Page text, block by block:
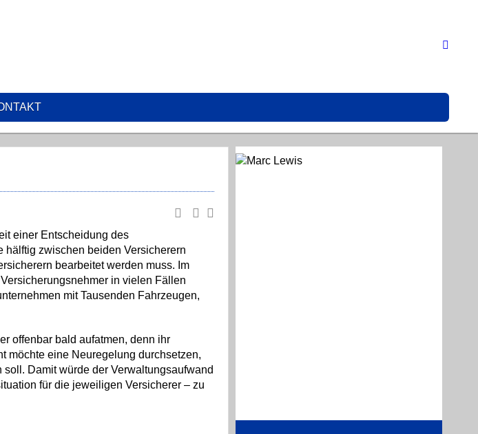
einer Entscheidung des
hälftig zwischen beiden Versicherern
bearbeitet werden muss. Im
in vielen Fällen
mit Tausenden Fahrzeugen,
offenbar bald aufatmen, denn ihr
möchte eine Neuregelung durchsetzen,
Damit würde der Verwaltungsaufwand
für die jeweiligen Versicherer – zu